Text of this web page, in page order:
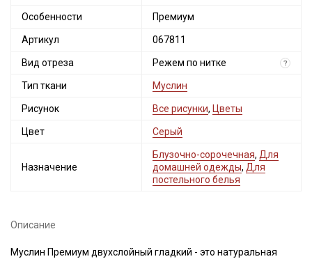
Особенности Премиум
Артикул 067811
Вид отреза Режем по нитке ?
Тип ткани Муслин
Рисунок Все рисунки, Цветы
Цвет Серый
Назначение
Блузочно-сорочечная, Для
домашней одежды, Для
постельного белья
Описание
Муслин Премиум двухслойный гладкий - это натуральная